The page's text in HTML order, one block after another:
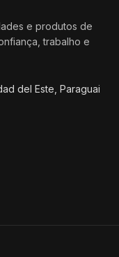
e produtos de
trabalho e
del Este, Paraguai